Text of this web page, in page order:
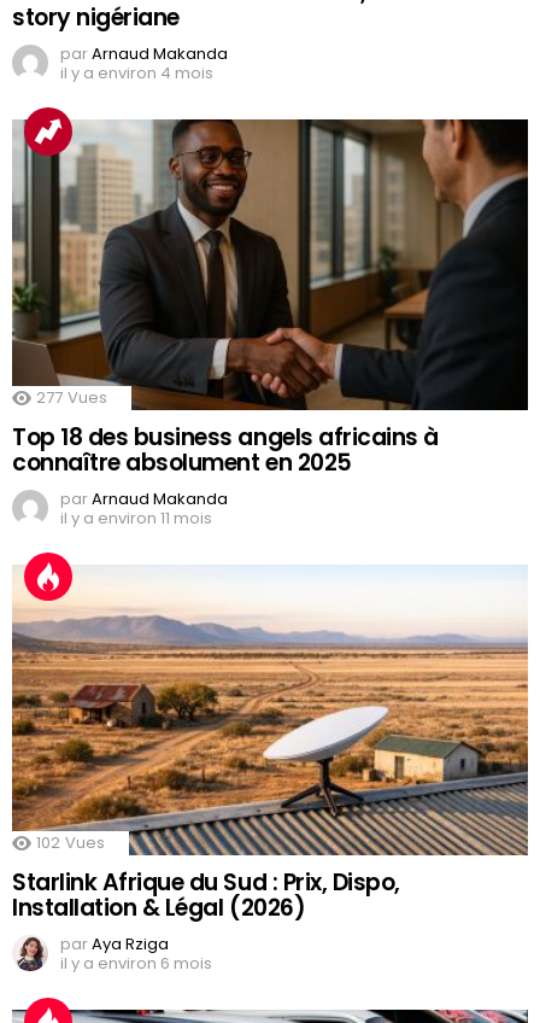
story nigériane
parArnaud Makanda
il y a environ 4 mois
277 Vues
Top 18 des business angels africains à
connaître absolument en 2025
parArnaud Makanda
il y a environ 11 mois
102 Vues
Starlink Afrique du Sud : Prix, Dispo,
Installation & Légal (2026)
parAya Rziga
il y a environ 6 mois